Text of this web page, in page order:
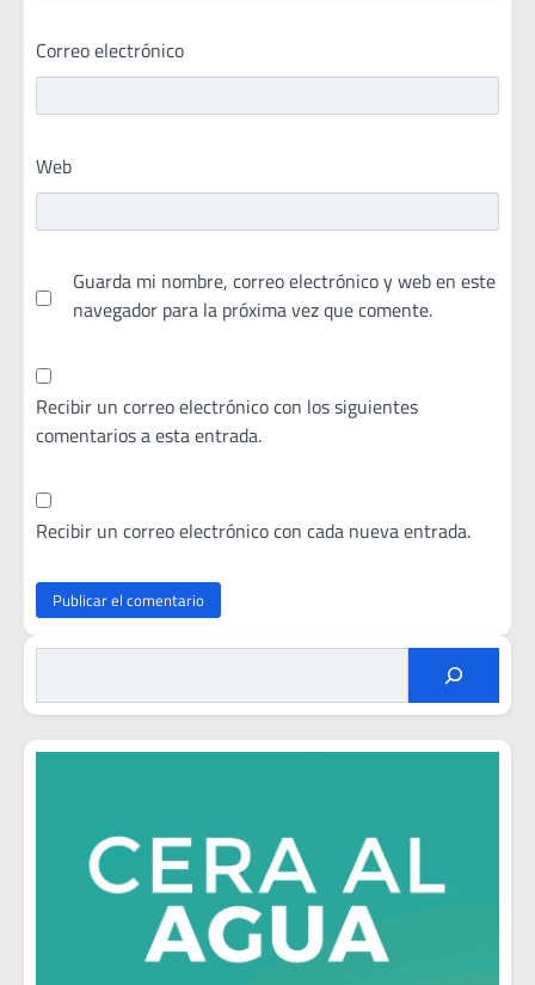
Correo electrónico
Web
Guarda mi nombre, correo electrónico y web en este
navegador para la próxima vez que comente.
Recibir un correo electrónico con los siguientes
comentarios a esta entrada.
Recibir un correo electrónico con cada nueva entrada.